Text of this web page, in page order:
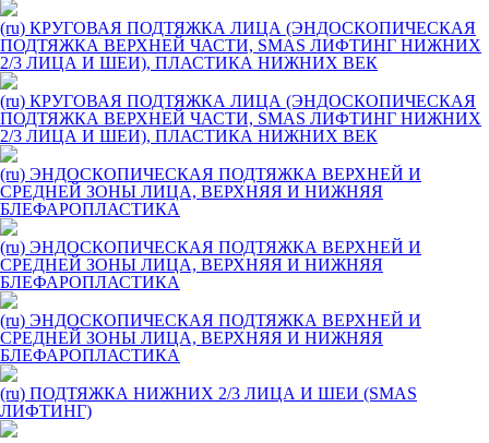
(ru) КРУГОВАЯ ПОДТЯЖКА ЛИЦА (ЭНДОСКОПИЧЕСКАЯ
ПОДТЯЖКА ВЕРХНЕЙ ЧАСТИ, SMAS ЛИФТИНГ НИЖНИХ
2/3 ЛИЦА И ШЕИ), ПЛАСТИКА НИЖНИХ ВЕК
(ru) КРУГОВАЯ ПОДТЯЖКА ЛИЦА (ЭНДОСКОПИЧЕСКАЯ
ПОДТЯЖКА ВЕРХНЕЙ ЧАСТИ, SMAS ЛИФТИНГ НИЖНИХ
2/3 ЛИЦА И ШЕИ), ПЛАСТИКА НИЖНИХ ВЕК
(ru) ЭНДОСКОПИЧЕСКАЯ ПОДТЯЖКА ВЕРХНЕЙ И
СРЕДНЕЙ ЗОНЫ ЛИЦА, ВЕРХНЯЯ И НИЖНЯЯ
БЛЕФАРОПЛАСТИКА
(ru) ЭНДОСКОПИЧЕСКАЯ ПОДТЯЖКА ВЕРХНЕЙ И
СРЕДНЕЙ ЗОНЫ ЛИЦА, ВЕРХНЯЯ И НИЖНЯЯ
БЛЕФАРОПЛАСТИКА
(ru) ЭНДОСКОПИЧЕСКАЯ ПОДТЯЖКА ВЕРХНЕЙ И
СРЕДНЕЙ ЗОНЫ ЛИЦА, ВЕРХНЯЯ И НИЖНЯЯ
БЛЕФАРОПЛАСТИКА
(ru) ПОДТЯЖКА НИЖНИХ 2/3 ЛИЦА И ШЕИ (SMAS
ЛИФТИНГ)